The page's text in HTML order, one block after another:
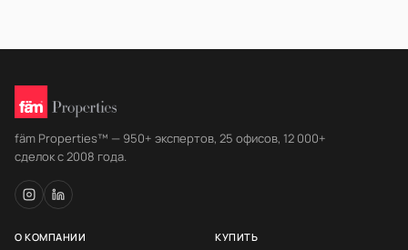
fäm Properties™ — 950+ экспертов, 25 офисов, 12 000+
сделок с 2008 года.
О КОМПАНИИ КУПИТЬ